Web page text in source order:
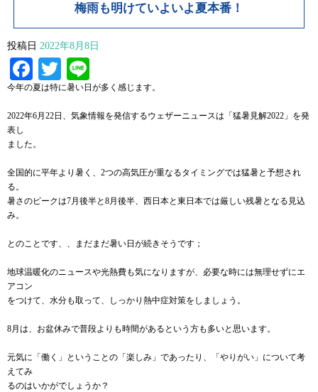
梅雨も明けていよいよ夏本番！
投稿日 2022年8月8日
Facebook
Twitter
今年の夏は特に暑い日が多く感じます。
2022年6月22日、気象情報を発信するウェザーニュースは「猛暑見解2022」を発
表し
ました。
全国的に平年より暑く、2つの高気圧が重なるタイミングでは猛暑と予想され
る。
暑さのピークは7月後半と8月後半、西日本と東日本では厳しい残暑となる見込
み。
とのことです、、まだまだ暑い日が続きそうです；
地球温暖化のニュースや光熱費も気になりますが、必要な時には無理せずにエ
アコン
をつけて、水分も取って、しっかり熱中症対策をしましょう。
8月は、お盆休みで普段よりも時間があるという方も多いと思います。
元気に「働く」ということの「楽しみ」であったり、「やりがい」について考
えてみ
るのはいかがでしょうか？